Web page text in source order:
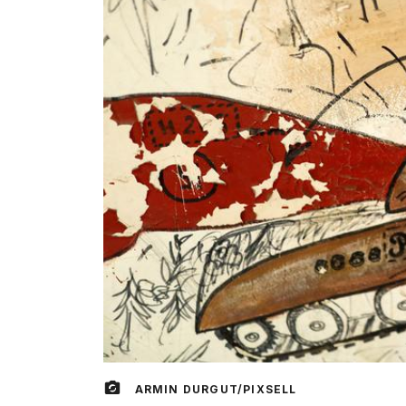
ARMIN DURGUT/PIXSELL